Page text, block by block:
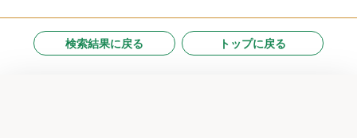
検索結果に戻る トップに戻る